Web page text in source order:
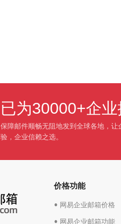
已为30000+企
保障邮件顺畅无阻地发到全球各地，
验，企业信赖之选。
价格功能
• 网易企业邮箱价格
• 网易企业邮箱功能